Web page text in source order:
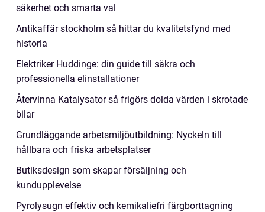
säkerhet och smarta val
Antikaffär stockholm så hittar du kvalitetsfynd med
historia
Elektriker Huddinge: din guide till säkra och
professionella elinstallationer
Återvinna Katalysator så frigörs dolda värden i skrotade
bilar
Grundläggande arbetsmiljöutbildning: Nyckeln till
hållbara och friska arbetsplatser
Butiksdesign som skapar försäljning och
kundupplevelse
Pyrolysugn effektiv och kemikaliefri färgborttagning